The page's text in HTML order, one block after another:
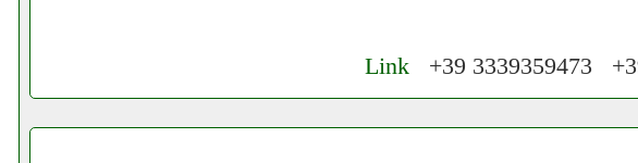
Cerchiamo Collaboratori per Lavoro nel Network 3.000
Link +39 3339359473